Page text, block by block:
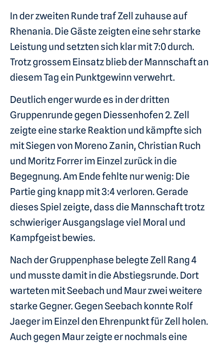
In der zweiten Runde traf Zell zuhause auf
Rhenania. Die Gäste zeigten eine sehr starke
Leistung und setzten sich klar mit 7:0 durch.
Trotz grossem Einsatz blieb der Mannschaft an
diesem Tag ein Punktgewinn verwehrt.
Deutlich enger wurde es in der dritten
Gruppenrunde gegen Diessenhofen 2. Zell
zeigte eine starke Reaktion und kämpfte sich
mit Siegen von Moreno Zanin, Christian Ruch
und Moritz Forrer im Einzel zurück in die
Begegnung. Am Ende fehlte nur wenig: Die
Partie ging knapp mit 3:4 verloren. Gerade
dieses Spiel zeigte, dass die Mannschaft trotz
schwieriger Ausgangslage viel Moral und
Kampfgeist bewies.
Nach der Gruppenphase belegte Zell Rang 4
und musste damit in die Abstiegsrunde. Dort
warteten mit Seebach und Maur zwei weitere
starke Gegner. Gegen Seebach konnte Rolf
Jaeger im Einzel den Ehrenpunkt für Zell holen.
Auch gegen Maur zeigte er nochmals eine